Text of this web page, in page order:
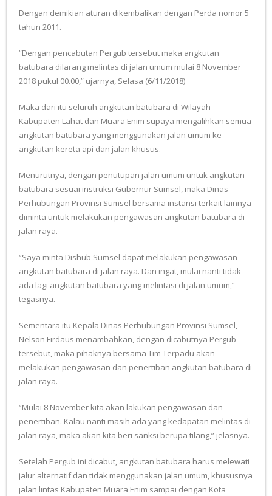
Dengan demikian aturan dikembalikan dengan Perda nomor 5
tahun 2011.
“Dengan pencabutan Pergub tersebut maka angkutan
batubara dilarang melintas di jalan umum mulai 8 November
2018 pukul 00.00,” ujarnya, Selasa (6/11/2018)
Maka dari itu seluruh angkutan batubara di Wilayah
Kabupaten Lahat dan Muara Enim supaya mengalihkan semua
angkutan batubara yang menggunakan jalan umum ke
angkutan kereta api dan jalan khusus.
Menurutnya, dengan penutupan jalan umum untuk angkutan
batubara sesuai instruksi Gubernur Sumsel, maka Dinas
Perhubungan Provinsi Sumsel bersama instansi terkait lainnya
diminta untuk melakukan pengawasan angkutan batubara di
jalan raya.
“Saya minta Dishub Sumsel dapat melakukan pengawasan
angkutan batubara di jalan raya. Dan ingat, mulai nanti tidak
ada lagi angkutan batubara yang melintasi di jalan umum,”
tegasnya.
Sementara itu Kepala Dinas Perhubungan Provinsi Sumsel,
Nelson Firdaus menambahkan, dengan dicabutnya Pergub
tersebut, maka pihaknya bersama Tim Terpadu akan
melakukan pengawasan dan penertiban angkutan batubara di
jalan raya.
“Mulai 8 November kita akan lakukan pengawasan dan
penertiban. Kalau nanti masih ada yang kedapatan melintas di
jalan raya, maka akan kita beri sanksi berupa tilang,” jelasnya.
Setelah Pergub ini dicabut, angkutan batubara harus melewati
jalur alternatif dan tidak menggunakan jalan umum, khususnya
jalan lintas Kabupaten Muara Enim sampai dengan Kota